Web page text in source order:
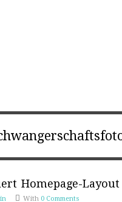
Homepage-Layout
With 0 Comments